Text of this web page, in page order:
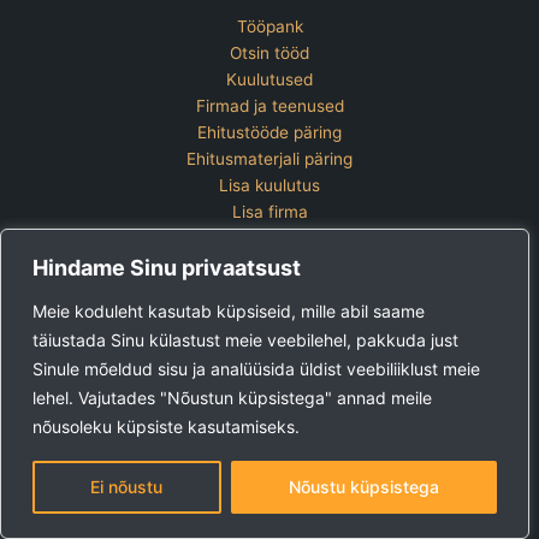
Hindame Sinu privaatsust
Meie koduleht kasutab küpsiseid, mille abil saame
täiustada Sinu külastust meie veebilehel, pakkuda just
Sinule mõeldud sisu ja analüüsida üldist veebiliiklust meie
lehel. Vajutades "Nõustun küpsistega" annad meile
nõusoleku küpsiste kasutamiseks.
Ei nõustu Nõustu küpsistega
Tööpank
Otsin tööd
Kuulutused
Firmad ja teenused
Ehitustööde päring
Ehitusmaterjali päring
Lisa kuulutus
Lisa firma
Kontakt
Lisa kuulutus
Vaata ettevõtete pakette
Ehitus24 OÜ
Tel:+372 5123 867 (E-R 9-15)
E-post: kuulutused@ehitus24.ee
Copyright © 2026 Ehitus24